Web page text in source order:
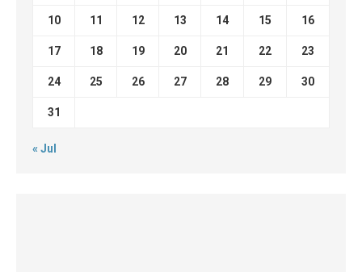
10 11 12 13 14 15 16
17 18 19 20 21 22 23
24 25 26 27 28 29 30
31
« Jul